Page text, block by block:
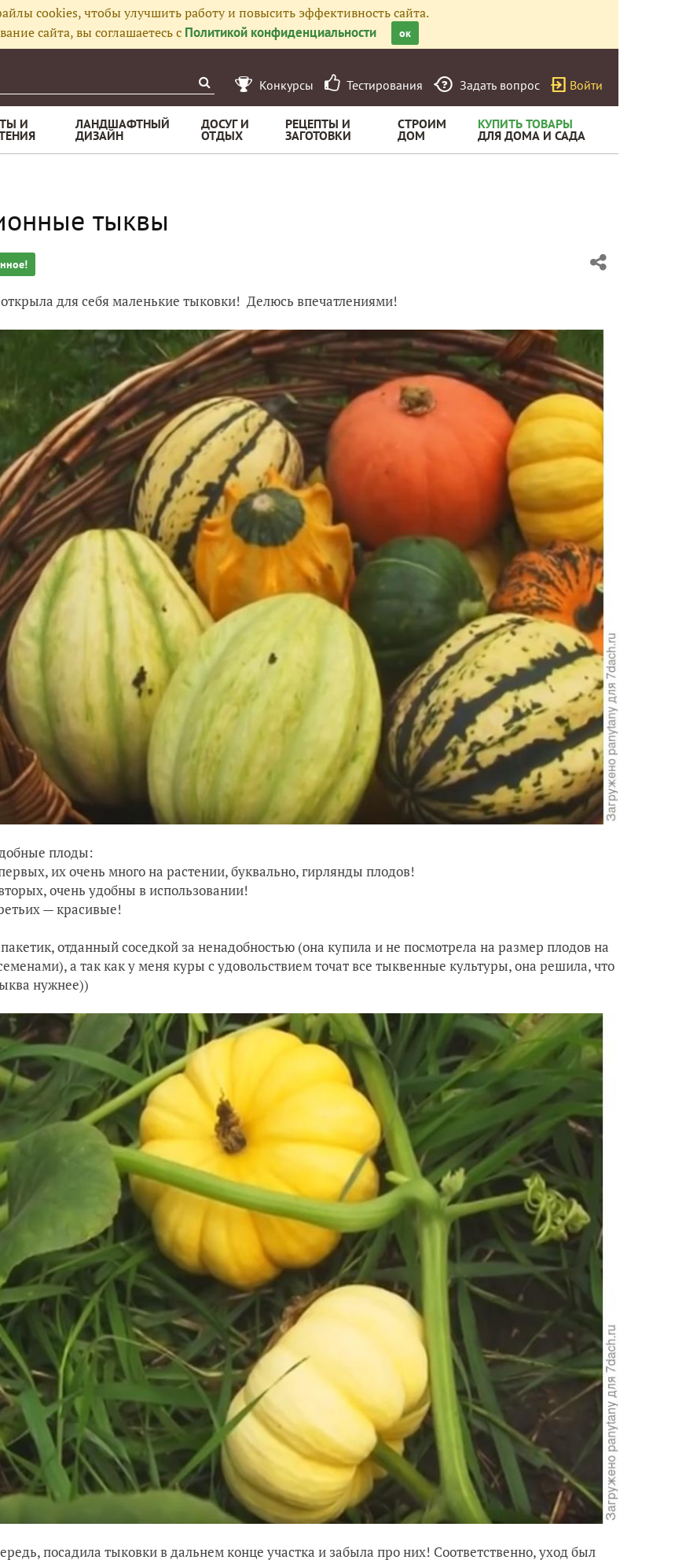
cookies, чтобы улучшить работу и повысить эффективность сайта.
сайта, вы соглашаетесь с Политикой конфиденциальности ок
Конкурсы Тестирования Задать вопрос Войти
И ЛАНДШАФТНЫЙ
ДИЗАЙН
ДОСУГ И
ОТДЫХ
РЕЦЕПТЫ И
ЗАГОТОВКИ
СТРОИМ
ДОМ
КУПИТЬ ТОВАРЫ
ДЛЯ ДОМА И САДА
тыквы
для себя маленькие тыковки! Делюсь впечатлениями!
плоды:
их очень много на растении, буквально, гирлянды плодов!
очень удобны в использовании!
— красивые!
отданный соседкой за ненадобностью (она купила и не посмотрела на размер плодов на
а так как у меня куры с удовольствием точат все тыквенные культуры, она решила, что
нужнее))
посадила тыковки в дальнем конце участка и забыла про них! Соответственно, уход был